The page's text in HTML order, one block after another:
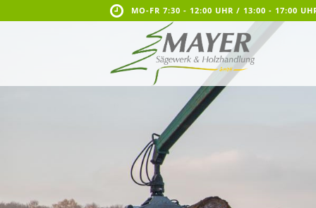
MO-FR 7:30 - 12:00 UHR / 13:00 - 17:00